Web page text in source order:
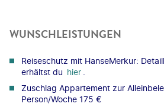
WUNSCHLEISTUNGEN
Reiseschutz mit HanseMerkur:
erhältst du hier
Zuschlag Appartement zur
Person/Woche 175 €